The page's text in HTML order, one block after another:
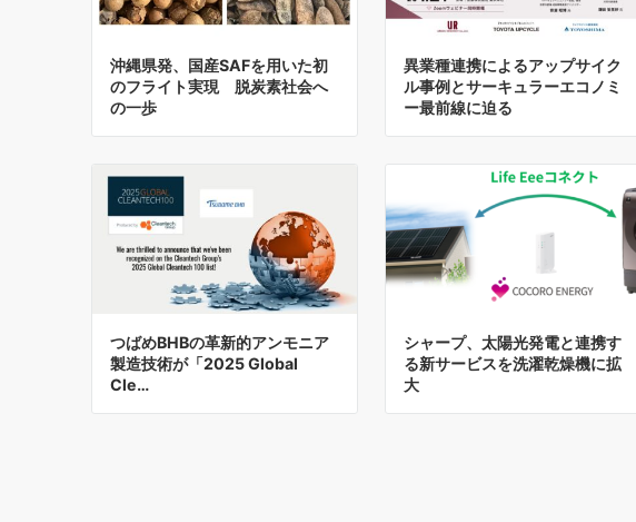
沖縄県発、国産SAFを用いた初
のフライト実現 脱炭素社会へ
の一歩
異業種連携によるアップサイク
ル事例とサーキュラーエコノミ
ー最前線に迫る
つばめBHBの革新的アンモニア
製造技術が「2025 Global
Cle…
シャープ、太陽光発電と連携す
る新サービスを洗濯乾燥機に拡
大